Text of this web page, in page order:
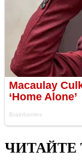
ЧИТАЙТЕ